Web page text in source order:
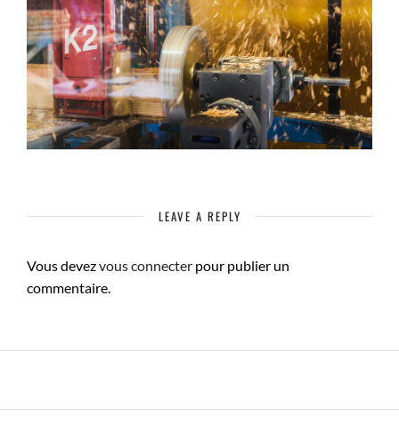
LEAVE A REPLY
Vous devezvous connecter pour publier un
commentaire.